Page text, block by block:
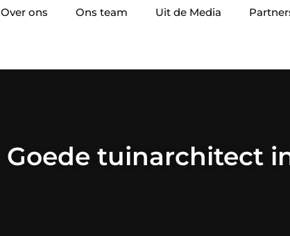
Over ons Ons team Uit de Media
Goede tuinarchitect